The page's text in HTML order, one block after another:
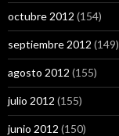
octubre 2012 (154)
septiembre 2012 (149)
agosto 2012 (155)
julio 2012 (155)
junio 2012 (150)